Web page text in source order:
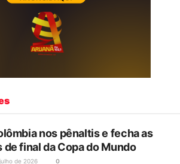
nos pênaltis e fecha as
de final da Copa do Mundo
de 2026 0